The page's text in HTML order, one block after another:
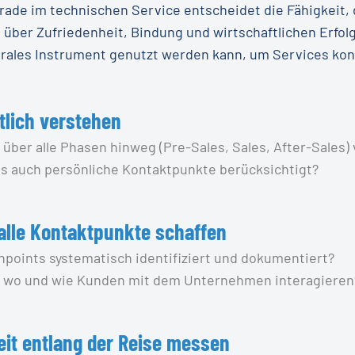
im technischen Service entscheidet die Fähigkeit,
Zufriedenheit, Bindung und wirtschaftlichen
Instrument genutzt werden kann, um Services
verstehen
alle Phasen hinweg (Pre-Sales, Sales, After-
auch persönliche Kontaktpunkte berücksichtigt?
Kontaktpunkte schaffen
systematisch identifiziert und dokumentiert?
und wie Kunden mit dem Unternehmen
entlang der Reise messen